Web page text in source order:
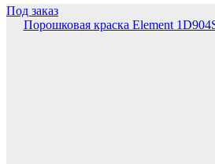
Под заказ
Порошковая краска Element